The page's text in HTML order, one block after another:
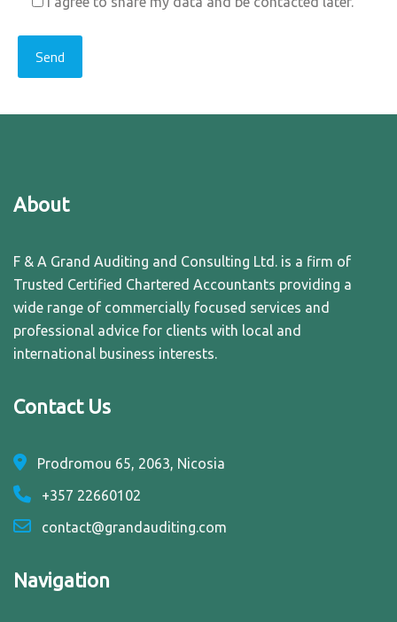
About
F & A Grand Auditing and Consulting Ltd. is a firm of
Trusted Certified Chartered Accountants providing a
wide range of commercially focused services and
professional advice for clients with local and
international business interests.
Contact Us
Prodromou 65, 2063, Nicosia
+357 22660102
contact@grandauditing.com
Navigation